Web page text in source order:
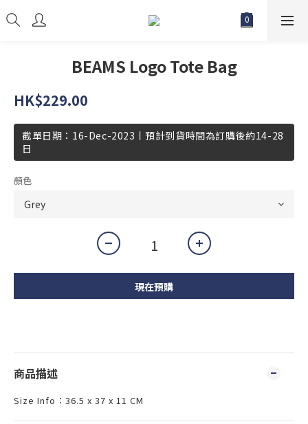
BEAMS Logo Tote Bag
HK$229.00
截單日期：16-Dec-2023丨預計到貨時間為訂購後約14-28
日
顏色
現在預購
商品描述
Size Info：36.5 x 37 x 11 CM